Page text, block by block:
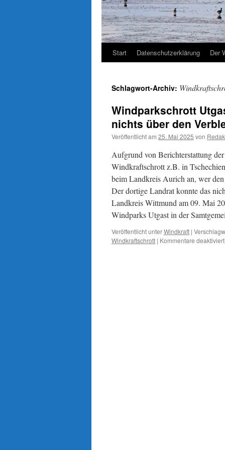
Start Datenschutzerklärung Der
Schlagwort-Archiv:
Windparkschrott
nichts über den
Veröffentlicht am 25. Mai 2025 von
Aufgrund von Berichterstattung
Windkraftschrott z.B. in
beim Landkreis Aurich an, wer
Der dortige Landrat konnte das
Landkreis Wittmund am 09. Mai
Windparks Utgast in der
Veröffentlicht unterWindkraft |
Windkraftschrott | Kommentare deaktiviert